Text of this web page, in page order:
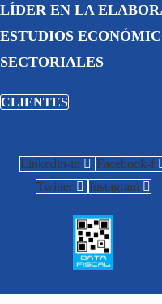
LÍDER EN LA
ESTUDIOS
SECTORIALES
CLIENTES
Linkedin-in
Facebook-f
Twitter
Instagram